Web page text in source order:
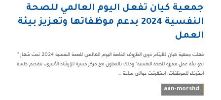
جمعية كيان تفعل اليوم العالمي للصحة
النفسية 2024 بدعم موظفاتها وتعزيز بيئة
العمل
فعلت جمعية كيان للأيتام ذوي الظروف الخاصة اليوم العالمي للصحة النفسية 2024 تحت شعار "
نحو بيئة عمل معززة للصحة النفسية" وذلك بالتعاون مع مركز مسرة للإرشاد الأسري، بتقديم جلسة
استرخاء للموظفات، استغرقت حوالي ساعة ...
aan-morshd